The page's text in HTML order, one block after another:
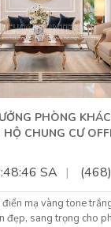
PHÒNG
CHUNG CƯ
SA |
mạ vàng tone
đẹp, sang trọng cho